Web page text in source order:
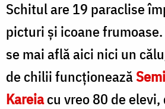
Schitul are 19 paraclise
picturi şi icoane
se mai află aici nici un
de chilii funcţionează
Kareiacu vreo 80 de elevi,